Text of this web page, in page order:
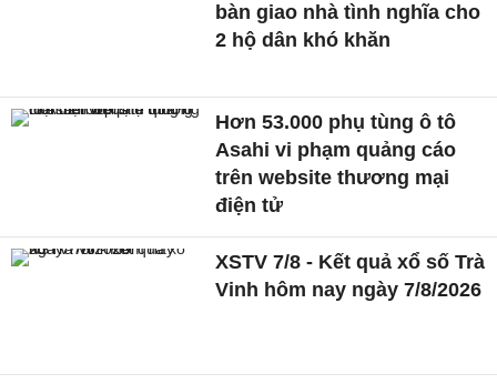
bàn giao nhà tình nghĩa cho
2 hộ dân khó khăn
Hơn 53.000 phụ tùng ô tô
Asahi vi phạm quảng cáo
trên website thương mại
điện tử
XSTV 7/8 - Kết quả xổ số Trà
Vinh hôm nay ngày 7/8/2026